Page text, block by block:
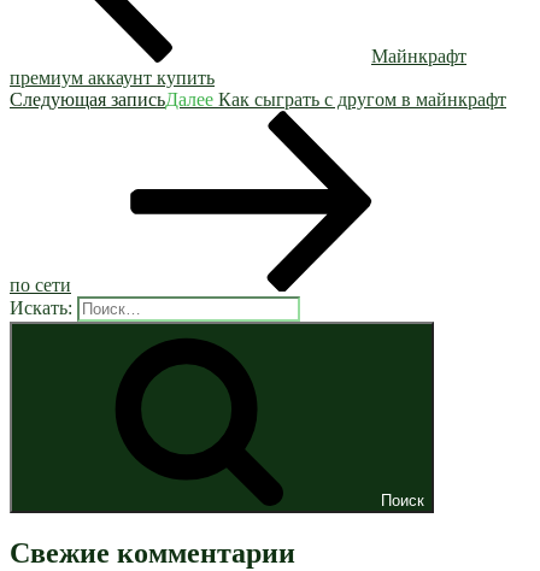
Майнкрафт
премиум аккаунт купить
Следующая записьДалее Как сыграть с другом в майнкрафт
по сети
Искать:
Поиск
Свежие комментарии